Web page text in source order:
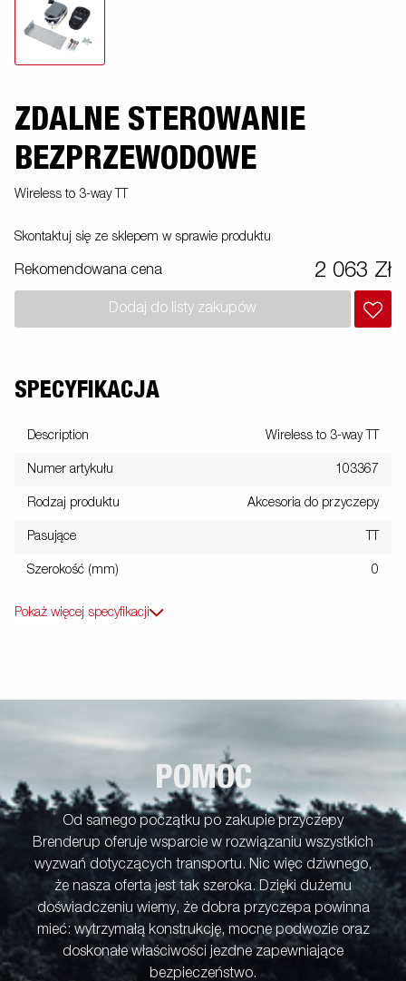
ZDALNE STEROWANIE
BEZPRZEWODOWE
Wireless to 3-way TT
Skontaktuj się ze sklepem w sprawie produktu
Rekomendowana cena 2 063 Zł
Dodaj do listy zakupów
SPECYFIKACJA
Description Wireless to 3-way TT
Numer artykułu 103367
Rodzaj produktu Akcesoria do przyczepy
Pasujące
Szerokość (mm) 0
Pokaż więcej specyfikacji
POMOC
Od samego początku po zakupie przyczepy
Brenderup oferuje wsparcie w rozwiązaniu wszystkich
wyzwań dotyczących transportu. Nic więc dziwnego,
że nasza oferta jest tak szeroka. Dzięki dużemu
doświadczeniu wiemy, że dobra przyczepa powinna
mieć: wytrzymałą konstrukcję, mocne podwozie oraz
doskonałe właściwości jezdne zapewniające
bezpieczeństwo.